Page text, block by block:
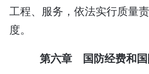
工程、服务，依法实行质量
度。
第六章 国防经费和